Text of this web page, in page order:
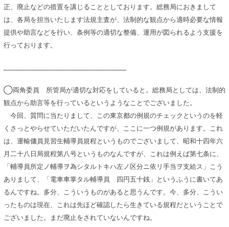
正、廃止などの措置を講じることとしております。総務局におきまして
は、各局を担当いたします法規主査が、法制的な観点から適時必要な情報
提供や助言などを行い、条例等の適切な整備、運用が図られるよう支援を
行っております。
◯両角委員 所管局が適切な対応をしていると。総務局としては、法制的
観点から助言等を行っているというようなことでございました。
今回、質問に当たりまして、この東京都の例規のチェックというのを軽
くさっとやらせていただいたんですが、ここに一つ例規があります。これ
は、運輸傭員見習生輔導員規程というものでございまして、昭和十四年六
月二十八日局規程第八号というものなんですが、これは例えば第七条に、
「輔導員所定ノ輔導ヲ為シタルトキハ左ノ区分ニ依リ手当ヲ支給ス」こう
ありまして、「電車車掌タル輔導員 四円五十銭」というふうに書いてあ
るんですね。多分、こういうものがあると思うんです。今、多分、こうい
ったものは現在、これは先ほど確認したら生きている規程だということで
ございました。まだ廃止をされていないんですね。